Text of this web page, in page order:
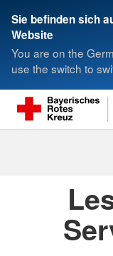
Sie befinden sich
Website
You are on the
use the switch to
Suche